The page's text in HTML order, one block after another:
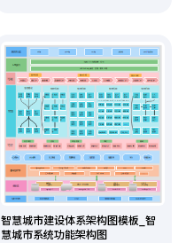
智慧城市建设体系架构图模板_智
慧城市系统功能架构图